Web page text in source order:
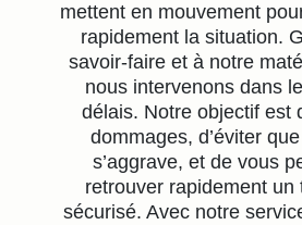
mettent en mouvement
rapidement la situation.
savoir-faire et à notre
nous intervenons dans
délais. Notre objectif est
dommages, d’éviter
s’aggrave, et de vous
retrouver rapidement un
sécurisé. Avec notre